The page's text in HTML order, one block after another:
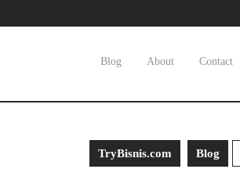
to
Blog About Contact
TryBisnis.com Blog